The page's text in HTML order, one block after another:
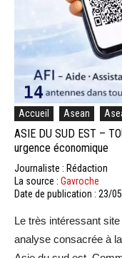
Accueil Asean
ASIE DU SUD EST –
urgence économique
Journaliste : Rédaction
La source : Gavroche
Date de publication : 23/
Le très intéressant
analyse consacrée à